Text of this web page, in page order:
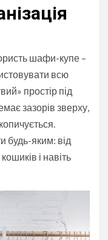
шафи-купе –
всю
простір під
зазорів зверху,
будь-яким: від
і навіть